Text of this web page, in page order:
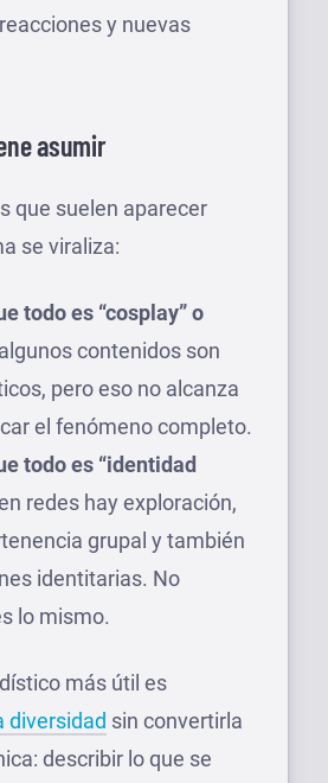
y nuevas
asumir
que suelen aparecer
se viraliza:
todo es “cosplay” o
contenidos son
pero eso no alcanza
el fenómeno completo.
todo es “identidad
redes hay exploración,
grupal y también
identitarias. No
lo mismo.
más útil es
diversidad sin convertirla
describir lo que se